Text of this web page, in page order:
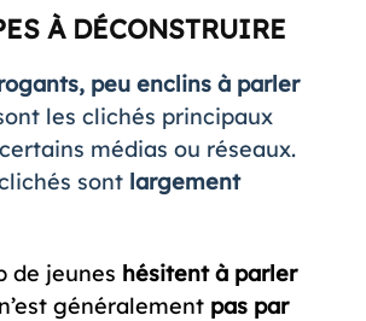
À DÉCONSTRUIRE
peu enclins à parler
les clichés principaux
médias ou réseaux.
sont largement
de jeunes hésitent à parler
généralement pas par